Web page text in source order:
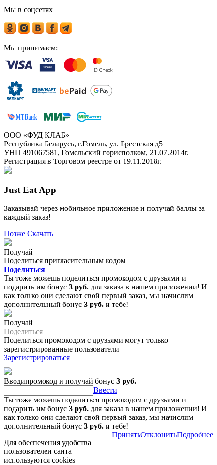
Мы в соцсетях
Мы принимаем:
ООО «ФУД КЛАБ»
Республика Беларусь, г.Гомель, ул. Брестская д5
УНП 491067581, Гомельский горисполком, 21.07.2014г.
Регистрация в Торговом реестре от 19.11.2018г.
Just Eat App
Заказывай через мобильное приложение и получай баллы за
каждый заказ!
Позже Скачать
Получай
Поделиться пригласительным кодом
Поделиться
Ты тоже можешь поделиться промокодом с друзьями и
подарить им бонус 3 руб. для заказа в нашем приложении! И
как только они сделают свой первый заказ, мы начислим
дополнительный бонус 3 руб. и тебе!
Получай
Поделиться
Поделиться промокодом с друзьями могут только
зарегистрированные пользователи
Зарегистрироваться
Вводипромокод и получай бонус 3 руб.
Ввести
Ты тоже можешь поделиться промокодом с друзьями и
подарить им бонус 3 руб. для заказа в нашем приложении! И
как только они сделают свой первый заказ, мы начислим
дополнительный бонус 3 руб. и тебе!
Для обеспечения удобства
пользователей сайта
используются cookies
ПринятьОтклонитьПодробнее